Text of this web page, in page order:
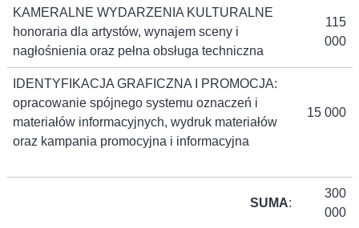
KAMERALNE WYDARZENIA KULTURALNE
honoraria dla artystów, wynajem sceny i
nagłośnienia oraz pełna obsługa techniczna
115
000
IDENTYFIKACJA GRAFICZNA I PROMOCJA:
opracowanie spójnego systemu oznaczeń i
materiałów informacyjnych, wydruk materiałów
oraz kampania promocyjna i informacyjna
15 000
SUMA:
300
000